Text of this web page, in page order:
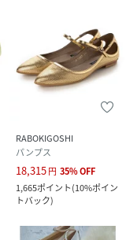
RABOKIGOSHI
パンプス
18,315円 35%OFF
1,665ポイント(10%ポイン
トバック)